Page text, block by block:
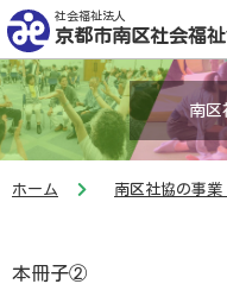
社会福祉法人
京都市南区社会福
南区
ホーム 南区社協の事業
本冊子②